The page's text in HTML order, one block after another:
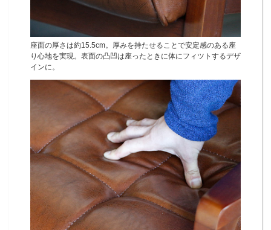
座面の厚さは約15.5cm。厚みを持たせることで安定感のある座
り心地を実現。表面の凸凹は座ったときに体にフィツトするデザ
インに。